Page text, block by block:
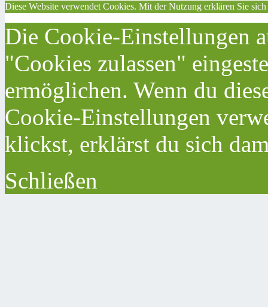
Diese Website verwendet Cookies. Mit der Nutzung erklären Sie
Die Cookie-Einstellungen
"Cookies zulassen"
ermöglichen. Wenn du
Cookie-Einstellungen
klickst, erklärst du sich
Schließen